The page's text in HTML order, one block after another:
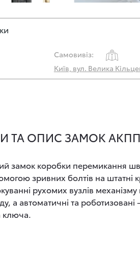
Самовивіз:
Київ, вул. Велика
ТА ОПИС ЗАМОК АКПП
замок коробки перемикання
зривних болтів на штатні
рухомих вузлів
а автоматичні та
ключа.